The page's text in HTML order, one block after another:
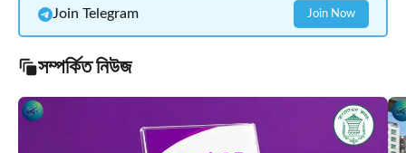
Join Telegram Join Now
সম্পর্কিত নিউজ